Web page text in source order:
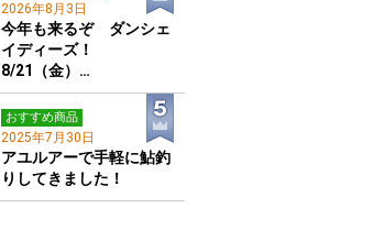
2026年8月3日
今年も来るぞ ダンシェ
イディーズ！
8/21（金）…
おすすめ商品
2025年7月30日
アユルアーで手軽に鮎釣
りしてきました！